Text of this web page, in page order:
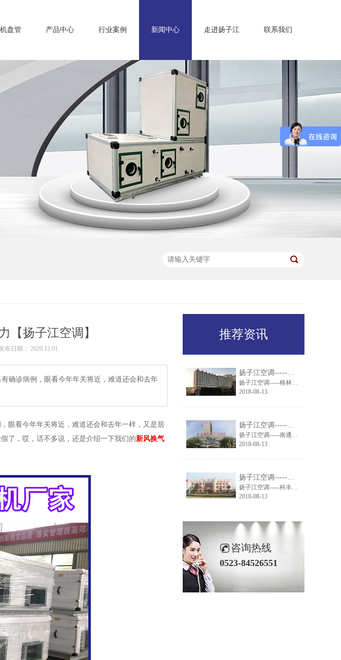
盘管 产品中心 行业案例 新闻中心 走进扬子江 联系我们
【扬子江空调】
布日期： 2020.12.01
确诊病例，眼看今年年关将近，难道还会和去年
眼看今年年关将近，难道还会和去年一样，又是居
了，哎，话不多说，还是介绍一下我们的新风换气
推荐资讯
扬子江空调-----格林东方酒店引进扬子江组合式空调机组
扬子江空调-----格林东方酒店引进扬子江组合式空调机组
2018-08-13
扬子江空调-----南通市妇幼保健院就通风系统与扬子江空调达成一致
扬子江空调-----南通市妇幼保健院就通风系统与扬子江空调达成一致
2018-08-13
扬子江空调-----科丰集团大楼空调系统解决方案
扬子江空调-----科丰集团大楼空调系统解决方案
2018-08-13
咨询热线
0523-84526551